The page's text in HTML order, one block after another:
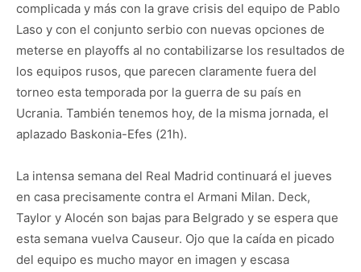
complicada y más con la grave crisis del equipo de Pablo
Laso y con el conjunto serbio con nuevas opciones de
meterse en playoffs al no contabilizarse los resultados de
los equipos rusos, que parecen claramente fuera del
torneo esta temporada por la guerra de su país en
Ucrania. También tenemos hoy, de la misma jornada, el
aplazado Baskonia-Efes (21h).
La intensa semana del Real Madrid continuará el jueves
en casa precisamente contra el Armani Milan. Deck,
Taylor y Alocén son bajas para Belgrado y se espera que
esta semana vuelva Causeur. Ojo que la caída en picado
del equipo es mucho mayor en imagen y escasa